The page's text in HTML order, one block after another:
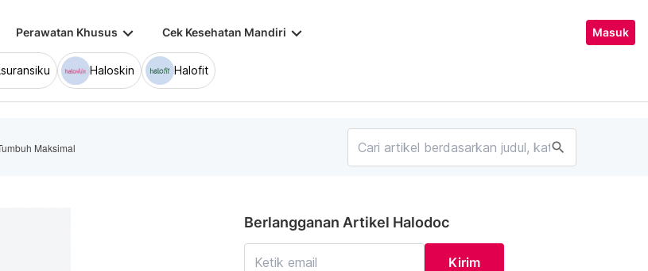
Perawatan Khusus keyboard_arrow_down Cek Kesehatan Mandiri keyboard_arrow_down Masuk
Haloskin Halofit
Maksimal search
Berlangganan Artikel Halodoc
Kirim